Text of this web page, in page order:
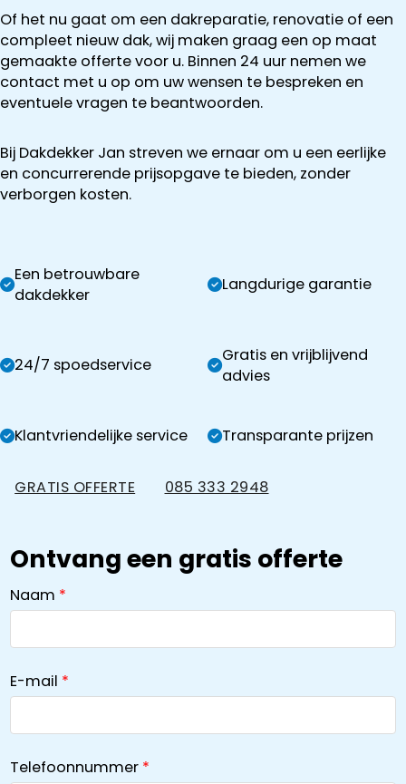
Of het nu gaat om een dakreparatie, renovatie of een
compleet nieuw dak, wij maken graag een op maat
gemaakte offerte voor u. Binnen 24 uur nemen we
contact met u op om uw wensen te bespreken en
eventuele vragen te beantwoorden.
Bij Dakdekker Jan streven we ernaar om u een eerlijke
en concurrerende prijsopgave te bieden, zonder
verborgen kosten.
Een betrouwbare
dakdekker
Langdurige garantie
24/7 spoedservice
Gratis en vrijblijvend
advies
Klantvriendelijke service Transparante prijzen
GRATIS OFFERTE 085 333 2948
Ontvang een gratis offerte
Naam
E-mail
Telefoonnummer